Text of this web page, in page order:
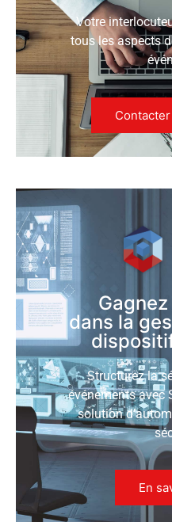
Votre
tous les aspects
dans la
Structurez la
événements avec
solution
En